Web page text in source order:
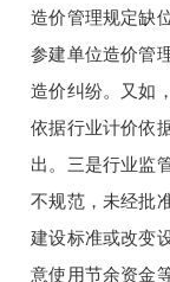
造价管理规定缺
参建单位造价管
造价纠纷。又如
依据行业计价依
出。三是行业监
不规范，未经批
建设标准或改变
意使用节余资金